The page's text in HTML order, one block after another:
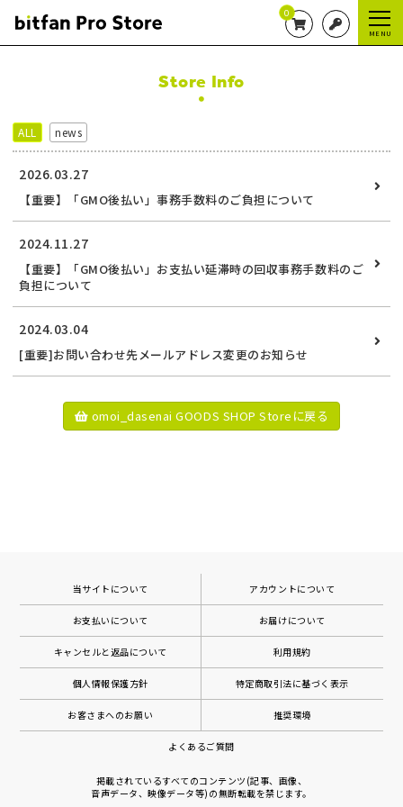
0
MENU
Store Info
ALL news
2026.03.27
【重要】「GMO後払い」事務手数料のご負担について
2024.11.27
【重要】「GMO後払い」お支払い延滞時の回収事務手数料のご
負担について
2024.03.04
[重要]お問い合わせ先メールアドレス変更のお知らせ
omoi_dasenai GOODS SHOP Storeに戻る
当サイトについて アカウントについて
お支払いについて お届けについて
キャンセルと返品について 利用規約
個人情報保護方針 特定商取引法に基づく表示
お客さまへのお願い 推奨環境
よくあるご質問
掲載されているすべてのコンテンツ(記事、画像、
音声データ、映像データ等)の無断転載を禁じます。